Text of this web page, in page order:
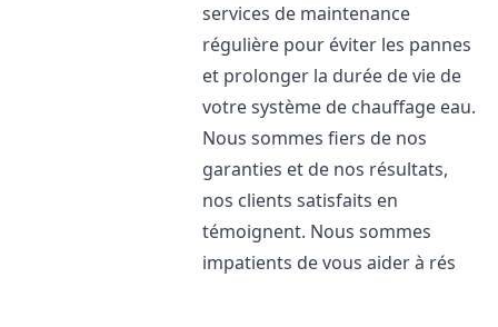
services de maintenance
régulière pour éviter les pannes
et prolonger la durée de vie de
votre système de chauffage eau.
Nous sommes fiers de nos
garanties et de nos résultats,
nos clients satisfaits en
témoignent. Nous sommes
impatients de vous aider à rés